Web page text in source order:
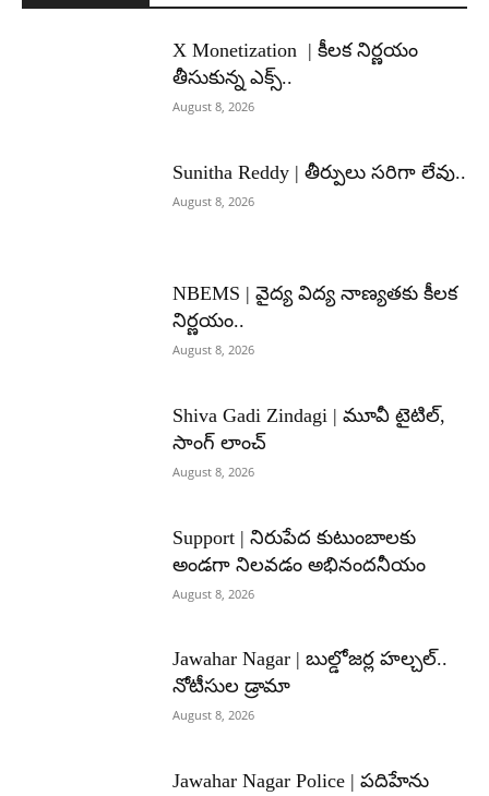
X Monetization | కీలక నిర్ణయం
తీసుకున్న ఎక్స్..
August 8, 2026
Sunitha Reddy | తీర్పులు సరిగా లేవు..
August 8, 2026
NBEMS | వైద్య విద్య నాణ్యతకు కీలక
నిర్ణయం..
August 8, 2026
Shiva Gadi Zindagi | మూవీ టైటిల్,
సాంగ్ లాంచ్
August 8, 2026
Support | నిరుపేద కుటుంబాలకు
అండగా నిలవడం అభినందనీయం
August 8, 2026
Jawahar Nagar | బుల్డోజర్ల హల్చల్..
నోటీసుల డ్రామా
August 8, 2026
Jawahar Nagar Police | పదిహేను